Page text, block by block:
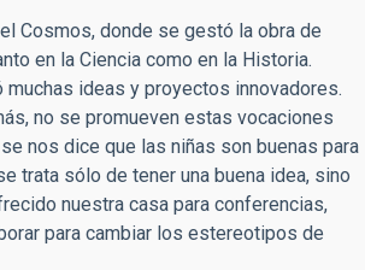
Cosmos, donde se gestó la obra de
en la Ciencia como en la Historia.
ideas y proyectos innovadores.
no se promueven estas vocaciones
nos dice que las niñas son buenas para
trata sólo de tener una buena idea, sino
nuestra casa para conferencias,
para cambiar los estereotipos de